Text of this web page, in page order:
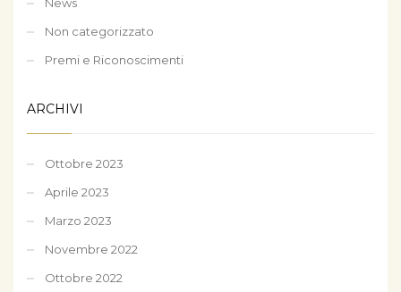
Non categorizzato
Premi e Riconoscimenti
ARCHIVI
Ottobre 2023
Aprile 2023
Marzo 2023
Novembre 2022
Ottobre 2022